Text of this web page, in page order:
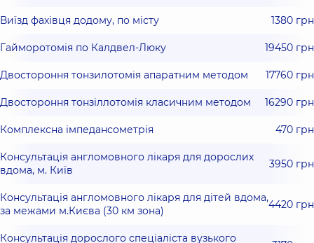
Виїзд фахівця додому, по місту 1380 грн
Гайморотомія по Калдвел-Люку 19450 грн
Двостороння тонзилотомія апаратним методом 17760 грн
Двостороння тонзіллотомія класичним методом 16290 грн
Комплексна імпедансометрія 470 грн
Консультація англомовного лікаря для дорослих
вдома, м. Київ
3950 грн
Консультація англомовного лікаря для дітей вдома,
за межами м.Києва (30 км зона)
4420 грн
Консультація дорослого спеціаліста вузького